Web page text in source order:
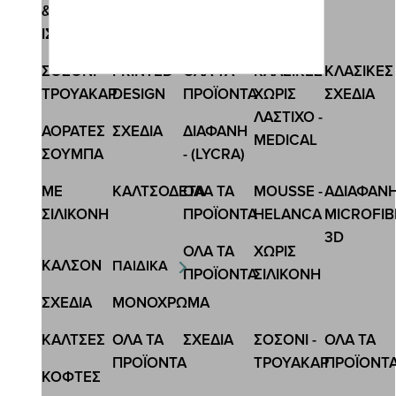
ΑΝΔΡΙΚΗ ΚΑΛΤΣΑ ΜΙΣΗ ΠΕΤΣΕΤΑ
4,20 € 3,15 €
&
ΙΣΟΘΕΡΜΙΚΕΣ
ΚΛΑΣΙΚΕΣ
ΣΧΕΔΙΑ
ΚΛΑΣΙΚΕΣ
ΧΩΡΙΣ
ΛΑΣΤΙΧΟ -
MEDICAL
ΟΛΑ ΤΑ
ΠΡΟΪΟΝΤΑ
PRINTED
DESIGN
ΣΟΣΟΝΙ-
ΤΡΟΥΑΚΑΡ
ΔΙΑΦΑΝΗ
- (LYCRA)
ΣΧΕΔΙA
ΑΟΡΑΤΕΣ
ΣΟΥΜΠΑ
3D
MOUSSE -
HELANCA
ΟΛΑ ΤΑ
ΠΡΟΪΟΝΤΑ
ΚΑΛΤΣΟΔΕΤΑ
ΜΕ
ΣΙΛΙΚΟΝΗ
ΧΩΡΙΣ
ΣΙΛΙΚΟΝΗ
ΟΛΑ ΤΑ
ΠΡΟΪΟΝΤΑ
ΠΑΙΔΙΚΑ
ΚΑΛΣΟΝ
ΜΟΝΟΧΡΩΜΑ
ΣΧΕΔΙΑ
ΟΛΑ ΤΑ
ΣΟΣΟΝΙ -
ΤΡΟΥΑΚΑΡ
ΣΧΕΔΙΑ
ΟΛΑ ΤΑ
ΠΡΟΪΟΝΤΑ
ΚΑΛΤΣΕΣ
ΚΟΦΤΕΣ